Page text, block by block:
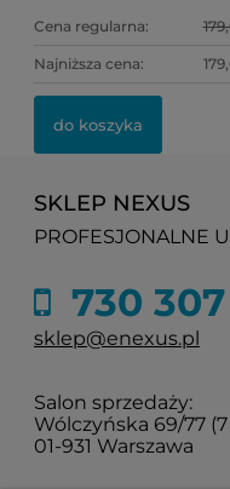
Cena regularna:
Najniższa cena:
do koszyka
SKLEP NEXUS
PROFESJONALNE
730
sklep@enexus.pl
Salon sprzedaży:
Wólczyńska 69/77
01-931 Warszawa